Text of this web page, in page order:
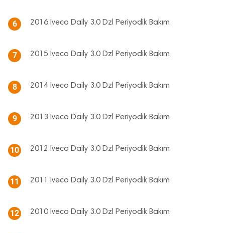
6 2016 Iveco Daily 3.0 Dzl Periyodik Bakım
7 2015 Iveco Daily 3.0 Dzl Periyodik Bakım
8 2014 Iveco Daily 3.0 Dzl Periyodik Bakım
9 2013 Iveco Daily 3.0 Dzl Periyodik Bakım
10 2012 Iveco Daily 3.0 Dzl Periyodik Bakım
11 2011 Iveco Daily 3.0 Dzl Periyodik Bakım
12 2010 Iveco Daily 3.0 Dzl Periyodik Bakım